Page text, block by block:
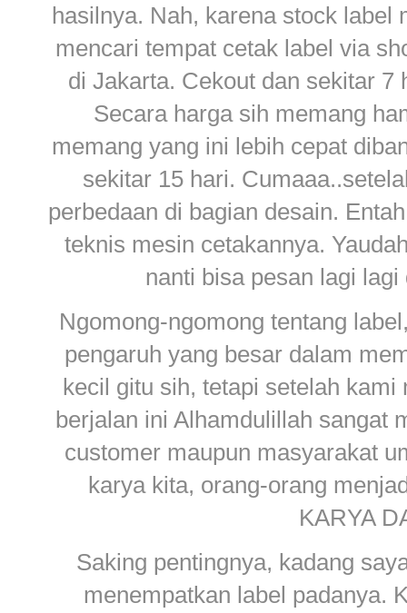
hasilnya. Nah, karena stock label
mencari tempat cetak label via
di Jakarta. Cekout dan sekitar 7
Secara harga sih memang
memang yang ini lebih cepat
sekitar 15 hari.
perbedaan di bagian desain.
teknis mesin cetakannya.
nanti bisa pesan lagi
Ngomong-ngomong tentang
pengaruh yang besar dalam
kecil gitu sih, tetapi setelah
berjalan ini Alhamdulillah sangat
customer maupun masyarakat
karya kita, orang-orang
KARYA
Saking pentingnya, kadang
menempatkan label padanya.